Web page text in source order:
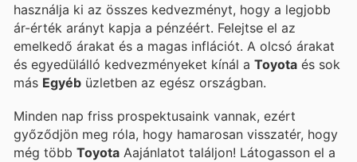
használja ki az összes kedvezményt, hogy a legjobb
ár-érték arányt kapja a pénzéért. Felejtse el az
emelkedő árakat és a magas inflációt. A olcsó árakat
és egyedülálló kedvezményeket kínál a Toyota és sok
más Egyéb üzletben az egész országban.
Minden nap friss prospektusaink vannak, ezért
győződjön meg róla, hogy hamarosan visszatér, hogy
még több Toyota Aajánlatot találjon! Látogasson el a